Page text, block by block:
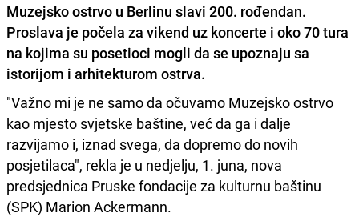
Muzejsko ostrvo u Berlinu slavi 200. rođendan.
Proslava je počela za vikend uz koncerte i oko 70 tura
na kojima su posetioci mogli da se upoznaju sa
istorijom i arhitekturom ostrva.
"Važno mi je ne samo da očuvamo Muzejsko ostrvo
kao mjesto svjetske baštine, već da ga i dalje
razvijamo i, iznad svega, da dopremo do novih
posjetilaca", rekla je u nedjelju, 1. juna, nova
predsjednica Pruske fondacije za kulturnu baštinu
(SPK) Marion Ackermann.